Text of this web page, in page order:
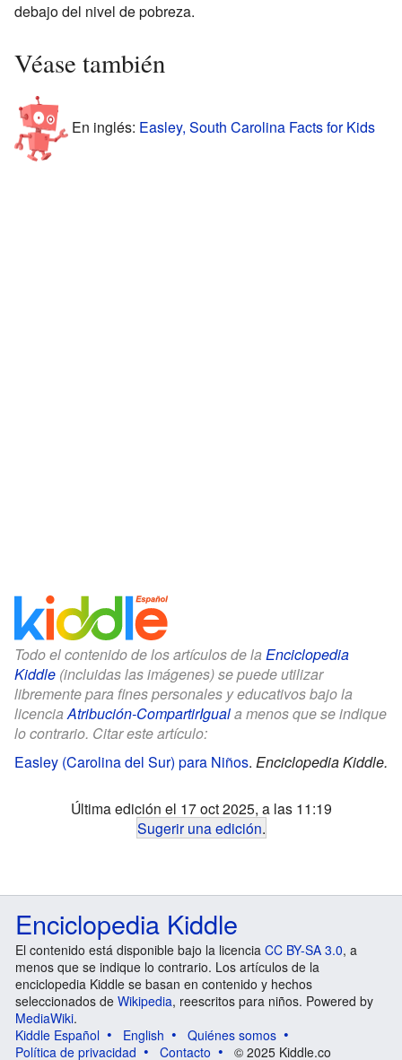
debajo del nivel de pobreza.
Véase también
En inglés: Easley, South Carolina Facts for Kids
Todo el contenido de los artículos de la Enciclopedia
Kiddle (incluidas las imágenes) se puede utilizar
libremente para fines personales y educativos bajo la
licenciaAtribución-CompartirIguala menos que se indique
lo contrario. Citar este artículo:
Easley (Carolina del Sur) para Niños. Enciclopedia Kiddle.
Última edición el 17 oct 2025, a las 11:19
Sugerir una edición.
Enciclopedia Kiddle
El contenido está disponible bajo la licencia CC BY-SA 3.0, a
menos que se indique lo contrario. Los artículos de la
enciclopedia Kiddle se basan en contenido y hechos
seleccionados de Wikipedia, reescritos para niños. Powered by
MediaWiki.
Kiddle Español
English
Quiénes somos
Política de privacidad
Contacto © 2025 Kiddle.co